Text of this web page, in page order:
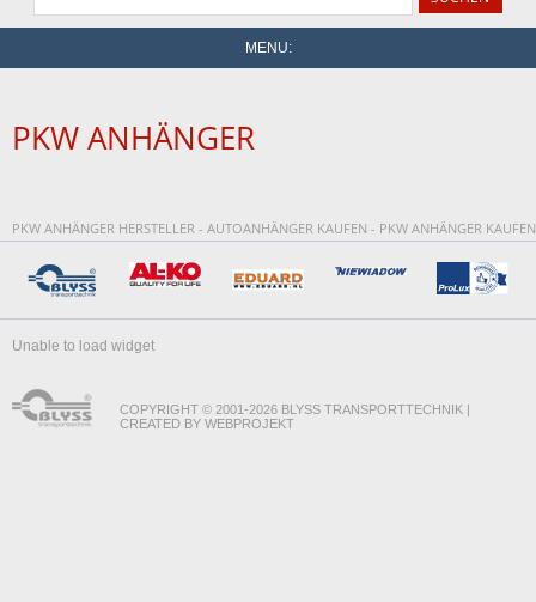
MENU:
PKW ANHÄNGER
PKW ANHÄNGER HERSTELLER - AUTOANHÄNGER KAUFEN - PKW ANHÄNGER KAUFEN
Unable to load widget
COPYRIGHT © 2001-2026 BLYSS TRANSPORTTECHNIK |
CREATED BY WEBPROJEKT